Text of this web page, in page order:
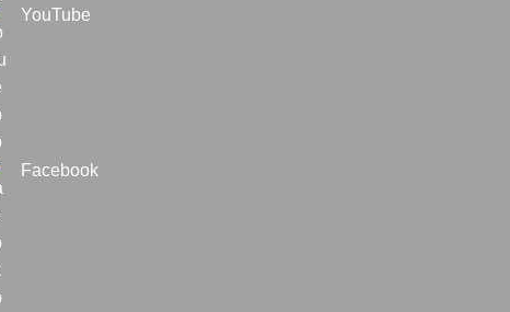
YouTube
Facebook